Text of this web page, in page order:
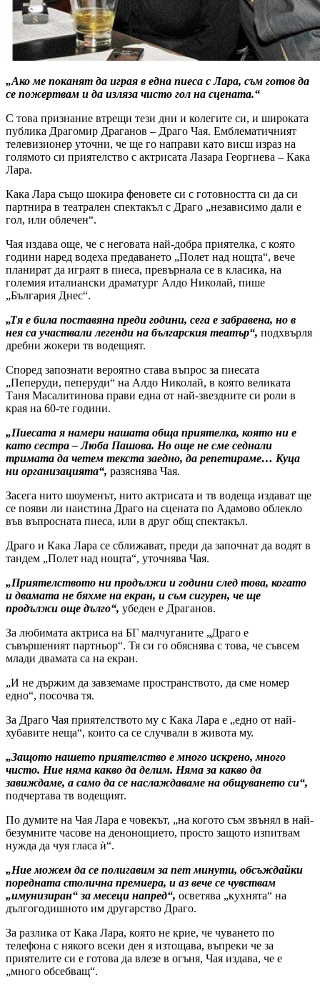
„Ако ме поканят да играя в една пиеса с Лара, съм готов да
се пожертвам и да изляза чисто гол на сцената.“
С това признание втрещи тези дни и колегите си, и широката
публика Драгомир Драганов – Драго Чая. Емблематичният
телевизионер уточни, че ще го направи като висш израз на
голямото си приятелство с актрисата Лазара Георгиева – Кака
Лара.
Кака Лара също шокира феновете си с готовността си да си
партнира в театрален спектакъл с Драго „независимо дали е
гол, или облечен“.
Чая издава още, че с неговата най-добра приятелка, с която
години наред водеха предаването „Полет над нощта“, вече
планират да играят в пиеса, превърнала се в класика, на
големия италиански драматург Алдо Николай, пише
„България Днес“.
„Тя е била поставяна преди години, сега е забравена, но в
нея са участвали легенди на българския театър“, подхвърля
дребни жокери тв водещият.
Според запознати вероятно става въпрос за пиесата
„Пеперуди, пеперуди“ на Алдо Николай, в която великата
Таня Масалитинова прави една от най-звездните си роли в
края на 60-те години.
„Пиесата я намери нашата обща приятелка, която ни е
като сестра – Люба Пашова. Но още не сме седнали
тримата да четем текста заедно, да репетираме… Куца
ни организацията“, разяснява Чая.
Засега нито шоуменът, нито актрисата и тв водеща издават ще
се появи ли наистина Драго на сцената по Адамово облекло
във въпросната пиеса, или в друг общ спектакъл.
Драго и Кака Лара се сближават, преди да започнат да водят в
тандем „Полет над нощта“, уточнява Чая.
„Приятелството ни продължи и години след това, когато
и двамата не бяхме на екран, и съм сигурен, че ще
продължи още дълго“, убеден е Драганов.
За любимата актриса на БГ малчуганите „Драго е
съвършеният партньор“. Тя си го обяснява с това, че съвсем
млади двамата са на екран.
„И не държим да завземаме пространството, да сме номер
едно“, посочва тя.
За Драго Чая приятелството му с Кака Лара е „едно от най-
хубавите неща“, които са се случвали в живота му.
„Защото нашето приятелство е много искрено, много
чисто. Ние няма какво да делим. Няма за какво да
завиждаме, а само да се наслаждаваме на общуването си“,
подчертава тв водещият.
По думите на Чая Лара е човекът, „на когото съм звънял в най-
безумните часове на денонощието, просто защото изпитвам
нужда да чуя гласа ѝ“.
„Ние можем да се полигавим за пет минути, обсъждайки
поредната столична премиера, и аз вече се чувствам
„имунизиран“ за месеци напред“, осветява „кухнята“ на
дългогодишното им другарство Драго.
За разлика от Кака Лара, която не крие, че чуването по
телефона с някого всеки ден я изтощава, въпреки че за
приятелите си е готова да влезе в огъня, Чая издава, че е
„много обсебващ“.